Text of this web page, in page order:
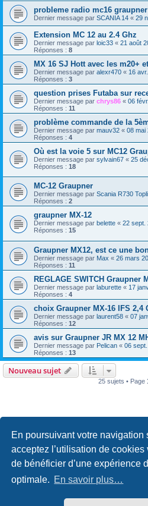
En poursuivant votre navigation
acceptez l’utilisation de cookies
de bénéficier d’une expérience
optimale. En savoir plus…
probleme radio mc16 graupner
Dernier message par SCANIA 14 « 29
Extension MC 12 au 2.4 Ghz
Dernier message par loic33 « 21 août
Réponses : 8
MX 16 SJ Hott avec les m20+
Dernier message par alexr470 « 16
Réponses : 3
question prises Futaba sur
Dernier message par chrys86 « 06
Réponses : 11
problème commande de la
Dernier message par mauv32 « 08 mai
Réponses : 4
Où est la voie 5 sur MC12
Dernier message par sylvain67 « 25
Réponses : 18
MC-12 Graupner
Dernier message par Scania R730
Réponses : 2
graupner MX-12
Dernier message par belette « 22 sept.
Réponses : 15
Graupner MX12, est ce une
Dernier message par Max « 26 mars
Réponses : 11
REGLAGE SWITCH Graupner
Dernier message par laburette « 17
Réponses : 4
choix Graupner MX-16 IFS 2,4
Dernier message par laurent58 « 07
Réponses : 12
avis sur Graupner JR MX 12
Dernier message par Pelican « 06
Réponses : 13
Nouveau sujet
25 sujets • Page
Vousne pouvez paspublier de nouveaux sujets
Vousne pouvez pasrépondre aux sujets dans
Vousne pouvez pasmodifier vos messages
Vousne pouvez passupprimer vos messages
transférer de pièces jointes